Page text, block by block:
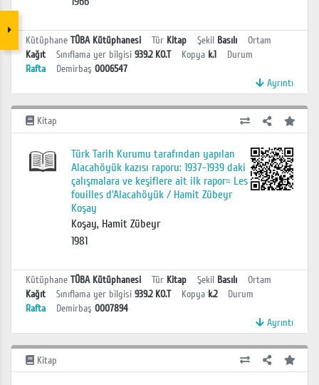
Kütüphane TÜBA Kütüphanesi Tür Kitap Şekil Basılı
Ortam
Kağıt
Sınıflama yer bilgisi 939.2 KO.T Kopya k.1
Durum
Rafta
Demirbaş 0006547
Ayrıntı
Kitap
Türk Tarih Kurumu tarafından yapılan
Alacahöyük kazısı raporu: 1937-1939 daki
çalışmalara ve keşiflere ait ilk rapor= Les
fouilles d'Alacahöyük / Hamit Zübeyr
Koşay
Koşay, Hamit Zübeyr
1981
Kütüphane TÜBA Kütüphanesi Tür Kitap Şekil Basılı
Ortam
Kağıt
Sınıflama yer bilgisi 939.2 KO.T Kopya k.2
Durum
Rafta
Demirbaş 0007894
Ayrıntı
Kitap